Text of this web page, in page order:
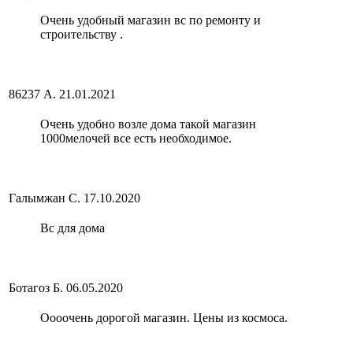
Очень удобный магазин вс по ремонту и
строительству .
86237 А. 21.01.2021
Очень удобно возле дома такой магазин
1000мелочей все есть необходимое.
Галымжан С. 17.10.2020
Вс для дома
Ботагоз Б. 06.05.2020
Оооочень дорогой магазин. Цены из космоса.